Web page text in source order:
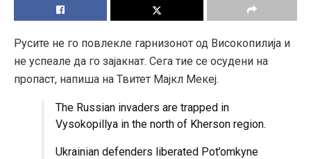
Русите не го повлекле гарнизонот од Високопилија и
не успеале да го зајакнат. Сега тие се осудени на
пропаст, напиша на Твитет Мајкл Мекеј.
The Russian invaders are trapped in
Vysokopillya in the north of Kherson region.
Ukrainian defenders liberated Pot’omkyne